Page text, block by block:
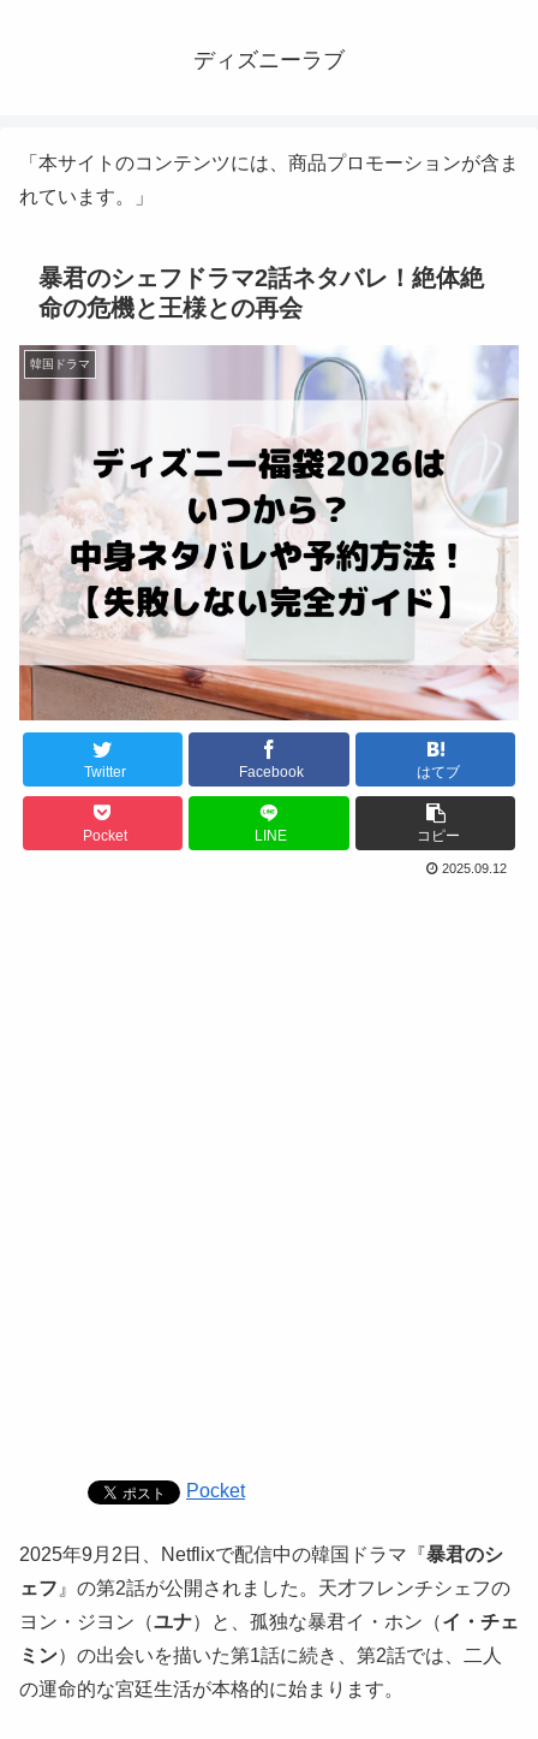
ディズニーラブ
「本サイトのコンテンツには、商品プロモーションが含ま
れています。」
暴君のシェフドラマ2話ネタバレ！絶体絶
命の危機と王様との再会
韓国ドラマ
Twitter Facebook はてブ
Pocket LINE コピー
2025.09.12
Pocket
2025年9月2日、Netflixで配信中の韓国ドラマ『暴君のシ
ェフ 』の第2話が公開されました。天才フレンチシェフの
ヨン・ジヨン（ユナ）と、孤独な暴君イ・ホン（イ・チェ
ミン）の出会いを描いた第1話に続き、第2話では、二人
の運命的な宮廷生活が本格的に始まります。